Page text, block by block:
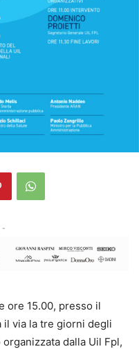
-
ore 15.00, presso il
il via la tre giorni degli
dalla Uil Fpl,